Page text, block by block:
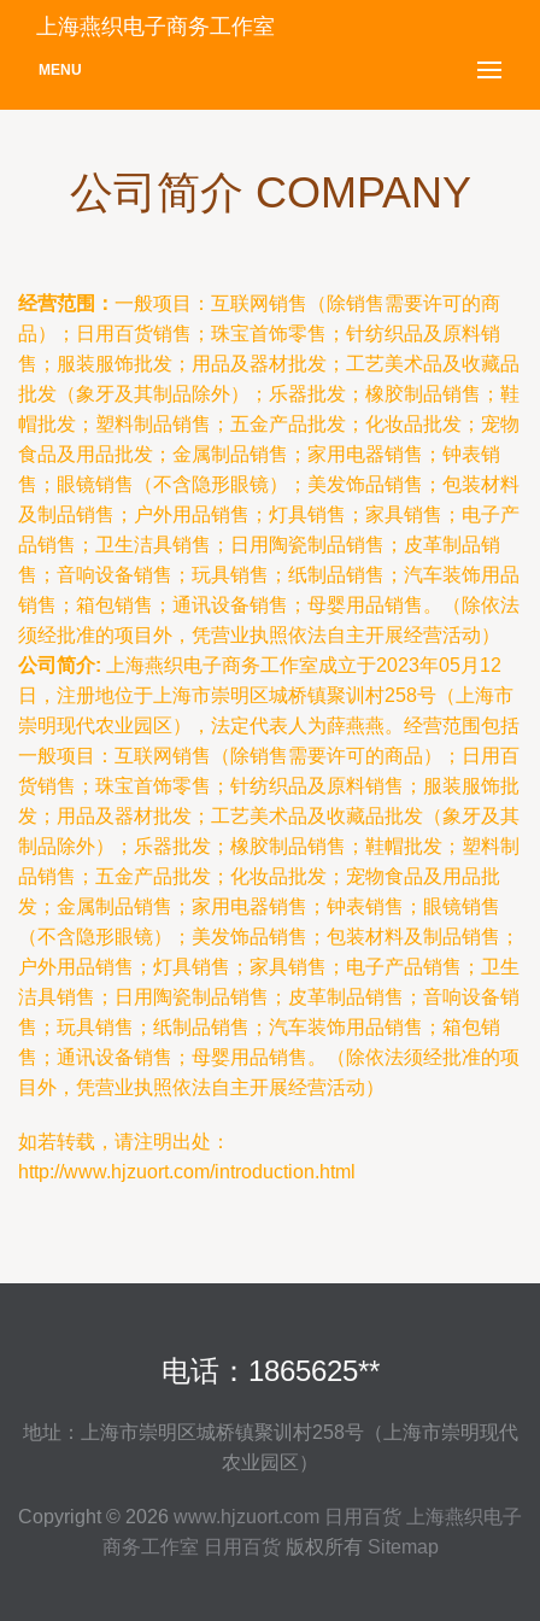
上海燕织电子商务工作室
MENU
公司简介 COMPANY
经营范围： 一般项目：互联网销售（除销售需要许可的商
品）；日用百货销售；珠宝首饰零售；针纺织品及原料销
售；服装服饰批发；用品及器材批发；工艺美术品及收藏品
批发（象牙及其制品除外）；乐器批发；橡胶制品销售；鞋
帽批发；塑料制品销售；五金产品批发；化妆品批发；宠物
食品及用品批发；金属制品销售；家用电器销售；钟表销
售；眼镜销售（不含隐形眼镜）；美发饰品销售；包装材料
及制品销售；户外用品销售；灯具销售；家具销售；电子产
品销售；卫生洁具销售；日用陶瓷制品销售；皮革制品销
售；音响设备销售；玩具销售；纸制品销售；汽车装饰用品
销售；箱包销售；通讯设备销售；母婴用品销售。（除依法
须经批准的项目外，凭营业执照依法自主开展经营活动）
公司简介: 上海燕织电子商务工作室成立于2023年05月12
日，注册地位于上海市崇明区城桥镇聚训村258号（上海市
崇明现代农业园区），法定代表人为薛燕燕。经营范围包括
一般项目：互联网销售（除销售需要许可的商品）；日用百
货销售；珠宝首饰零售；针纺织品及原料销售；服装服饰批
发；用品及器材批发；工艺美术品及收藏品批发（象牙及其
制品除外）；乐器批发；橡胶制品销售；鞋帽批发；塑料制
品销售；五金产品批发；化妆品批发；宠物食品及用品批
发；金属制品销售；家用电器销售；钟表销售；眼镜销售
（不含隐形眼镜）；美发饰品销售；包装材料及制品销售；
户外用品销售；灯具销售；家具销售；电子产品销售；卫生
洁具销售；日用陶瓷制品销售；皮革制品销售；音响设备销
售；玩具销售；纸制品销售；汽车装饰用品销售；箱包销
售；通讯设备销售；母婴用品销售。（除依法须经批准的项
目外，凭营业执照依法自主开展经营活动）
如若转载，请注明出处：
http://www.hjzuort.com/introduction.html
电话：1865625**
地址：上海市崇明区城桥镇聚训村258号（上海市崇明现代
农业园区）
Copyright © 2026 www.hjzuort.com 日用百货
上海燕织电子
商务工作室 日用百货版权所有 Sitemap